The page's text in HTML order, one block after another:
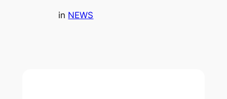
in NEWS